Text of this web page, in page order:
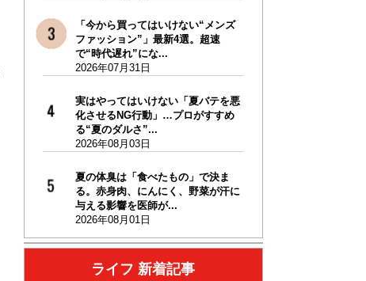
「今から買ってはいけない“メンズ
ファッション”」最新4選。超速
で“時代遅れ”にな...
2026年07月31日
実はやってはいけない「夏バテを悪
化させるNG行動」…プロがすすめ
る“夏のダルさ”...
2026年08月03日
夏の体臭は「食べたもの」で決ま
る。赤身肉、にんにく、野菜が汗に
与える影響を医師が...
2026年08月01日
ライフ 新着記事